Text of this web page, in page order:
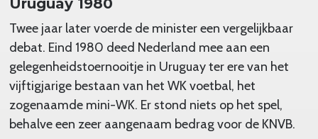
Twee jaar later voerde de minister een vergelijkbaar
debat. Eind 1980 deed Nederland mee aan een
gelegenheidstoernooitje in Uruguay ter ere van het
vijftigjarige bestaan van het WK voetbal, het
zogenaamde mini-WK. Er stond niets op het spel,
behalve een zeer aangenaam bedrag voor de KNVB.